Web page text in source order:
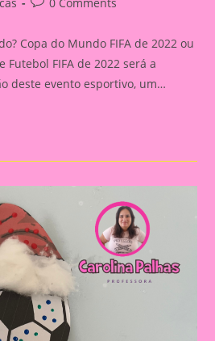
Copa do Mundo FIFA de 2022 ou
FIFA de 2022 será a
deste evento esportivo, um…